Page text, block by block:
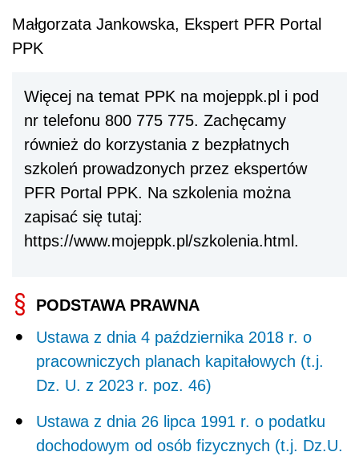
Małgorzata Jankowska, Ekspert PFR Portal
PPK
Więcej na temat PPK na mojeppk.pl i pod
nr telefonu 800 775 775. Zachęcamy
również do korzystania z bezpłatnych
szkoleń prowadzonych przez ekspertów
PFR Portal PPK. Na szkolenia można
zapisać się tutaj:
https://www.mojeppk.pl/szkolenia.html.
PODSTAWA PRAWNA
Ustawa z dnia 4 października 2018 r. o
pracowniczych planach kapitałowych (t.j.
Dz. U. z 2023 r. poz. 46)
Ustawa z dnia 26 lipca 1991 r. o podatku
dochodowym od osób fizycznych (t.j. Dz.U.